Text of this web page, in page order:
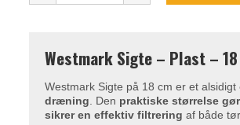
Westmark Sigte – Plast –
Westmark Sigte på 18 cm er et
dræning. Den praktiske størrelse
sikrer en effektiv filtrering af både